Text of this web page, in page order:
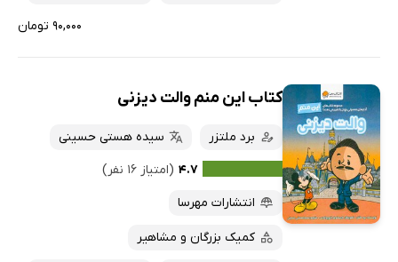
۹۰,۰۰۰ تومان
کتاب این منم والت دیزنی
برد ملتزر
سیده هستی حسینی
۴.۷ (امتیاز ۱۶ نفر)
انتشارات مهرسا
کمیک بزرگان و مشاهیر